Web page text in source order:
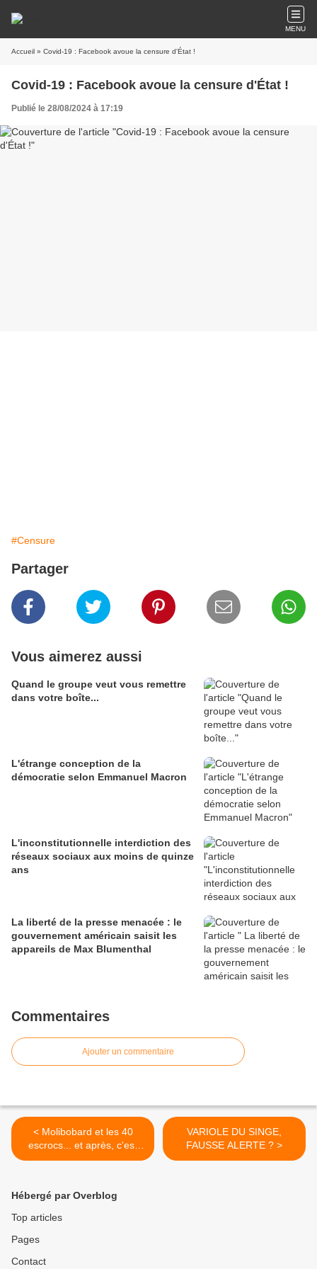
MENU
Accueil » Covid-19 : Facebook avoue la censure d'État !
Covid-19 : Facebook avoue la censure d'État !
Publié le 28/08/2024 à 17:19
#Censure
Partager
Vous aimerez aussi
Quand le groupe veut vous remettre
dans votre boîte...
L'étrange conception de la
démocratie selon Emmanuel Macron
L'inconstitutionnelle interdiction des
réseaux sociaux aux moins de quinze
ans
La liberté de la presse menacée : le
gouvernement américain saisit les
appareils de Max Blumenthal
Commentaires
Ajouter un commentaire
< Molibobard et les 40
escrocs... et après, c'est
France-Soir qui trinque ?!!!
VARIOLE DU SINGE,
FAUSSE ALERTE ? >
Hébergé par Overblog
Top articles
Pages
Contact